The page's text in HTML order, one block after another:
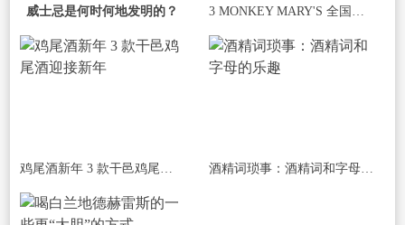
威士忌是何时何地发明的？
酒精词琐事：酒精词和字母的乐趣